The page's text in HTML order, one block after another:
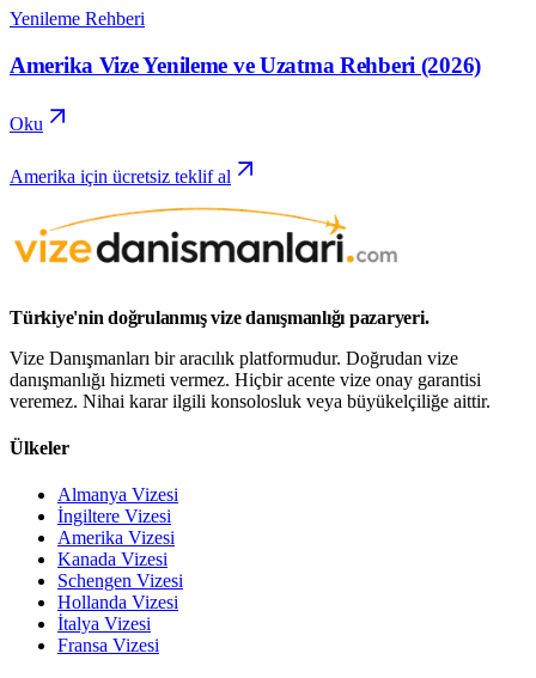
Yenileme Rehberi
Amerika Vize Yenileme ve Uzatma Rehberi (2026)
Oku
Amerika için ücretsiz teklif al
Türkiye'nin doğrulanmış vize danışmanlığı pazaryeri.
Vize Danışmanları bir aracılık platformudur. Doğrudan vize
danışmanlığı hizmeti vermez. Hiçbir acente vize onay garantisi
veremez. Nihai karar ilgili konsolosluk veya büyükelçiliğe aittir.
Ülkeler
Almanya Vizesi
İngiltere Vizesi
Amerika Vizesi
Kanada Vizesi
Schengen Vizesi
Hollanda Vizesi
İtalya Vizesi
Fransa Vizesi